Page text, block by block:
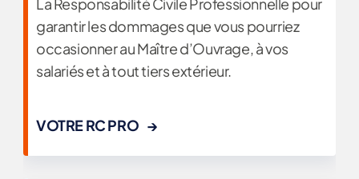
garantir les dommages que vous pourriez
occasionner au Maître d’Ouvrage, à vos
salariés et à tout tiers extérieur.
VOTRE RC PRO